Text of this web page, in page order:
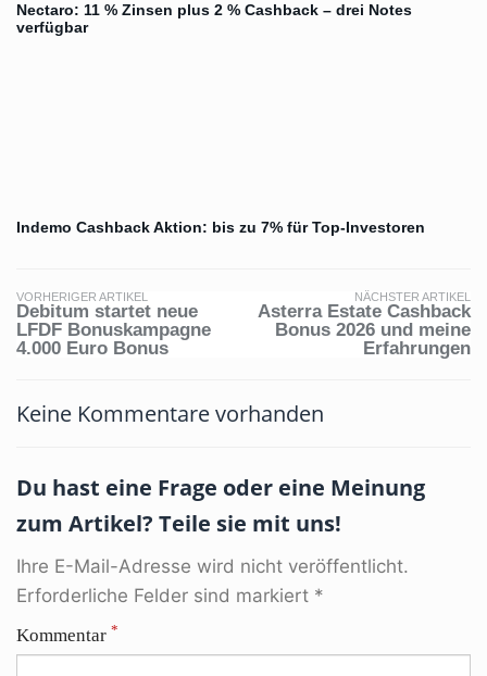
Nectaro: 11 % Zinsen plus 2 % Cashback – drei Notes
verfügbar
Indemo Cashback Aktion: bis zu 7% für Top-Investoren
VORHERIGER ARTIKEL
Debitum startet neue
LFDF Bonuskampagne
4.000 Euro Bonus
NÄCHSTER ARTIKEL
Asterra Estate Cashback
Bonus 2026 und meine
Erfahrungen
Keine Kommentare vorhanden
Du hast eine Frage oder eine Meinung
zum Artikel? Teile sie mit uns!
Ihre E-Mail-Adresse wird nicht veröffentlicht.
Erforderliche Felder sind markiert *
Kommentar *